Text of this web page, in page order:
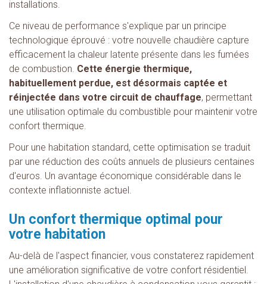
installations.
Ce niveau de performance s'explique par un principe
technologique éprouvé : votre nouvelle chaudière capture
efficacement la chaleur latente présente dans les fumées
de combustion. Cette énergie thermique,
habituellement perdue, est désormais captée et
réinjectée dans votre circuit de chauffage, permettant
une utilisation optimale du combustible pour maintenir votre
confort thermique.
Pour une habitation standard, cette optimisation se traduit
par une réduction des coûts annuels de plusieurs centaines
d'euros. Un avantage économique considérable dans le
contexte inflationniste actuel.
Un confort thermique optimal pour
votre habitation
Au-delà de l'aspect financier, vous constaterez rapidement
une amélioration significative de votre confort résidentiel.